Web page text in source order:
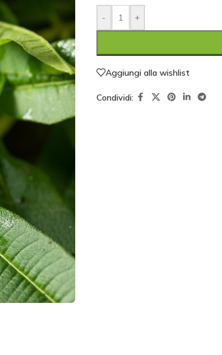
- +
Aggiungi alla wishlist
Condividi: